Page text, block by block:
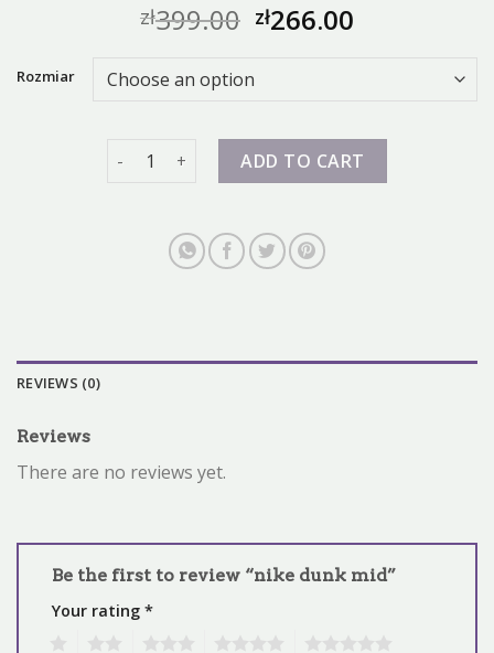
zł399.00 zł266.00
Rozmiar
nike dunk mid quantityADD TO CART
REVIEWS (0)
Reviews
There are no reviews yet.
Be the first to review “nike dunk mid”
Your rating *